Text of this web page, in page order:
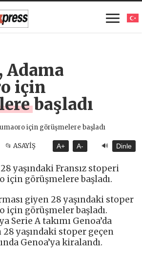
Adama
için
başladı
📂 ASAYİŞ A+ A- 🔊 Dinle
yaşındaki Fransız stoperi
için görüşmelere başladı.
giyen 28 yaşındaki stoper
için görüşmeler başladı.
Serie A takımı Genoa’da
yaşındaki stoper geçen
Genoa’ya kiralandı.